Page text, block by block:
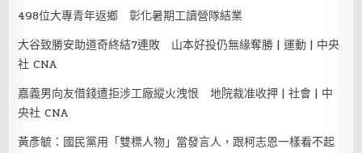
498位大專青年返鄉 彰化暑期工讀營隊結業
大谷致勝安助道奇終結7連敗 山本好投仍無緣奪勝 | 運動 | 中央
社 CNA
嘉義男向友借錢遭拒涉工廠縱火洩恨 地院裁准收押 | 社會 | 中
央社 CNA
黃彥毓：國民黨用「雙標人物」當發言人，跟柯志恩一樣看不起